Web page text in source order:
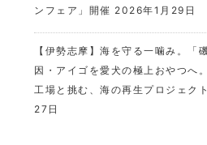
ンフェア」開催 2026年1月29日
【伊勢志摩】海を守る一噛み。「
因・アイゴを愛犬の極上おやつへ
工場と挑む、海の再生プロジェクト
27日